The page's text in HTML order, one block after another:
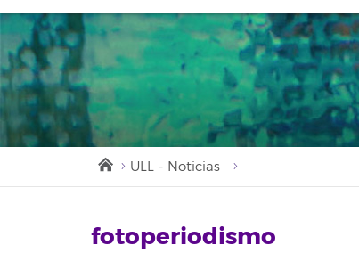
ULL - Noticias
fotoperiodismo